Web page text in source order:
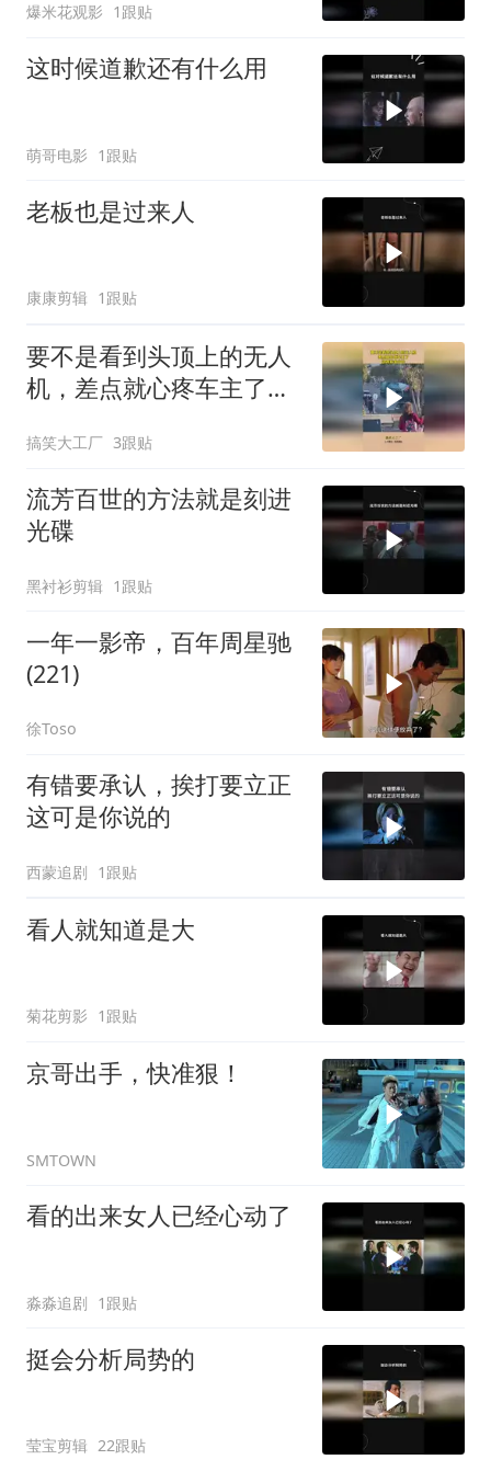
爆米花观影 1跟贴
这时候道歉还有什么用
萌哥电影 1跟贴
老板也是过来人
康康剪辑 1跟贴
要不是看到头顶上的无人
机，差点就心疼车主了，
搞笑大工厂 3跟贴
流芳百世的方法就是刻进
光碟
黑衬衫剪辑 1跟贴
一年一影帝，百年周星驰
(221)
徐Toso
有错要承认，挨打要立正
这可是你说的
西蒙追剧 1跟贴
看人就知道是大
菊花剪影 1跟贴
京哥出手，快准狠！
SMTOWN
看的出来女人已经心动了
淼淼追剧 1跟贴
挺会分析局势的
莹宝剪辑 22跟贴